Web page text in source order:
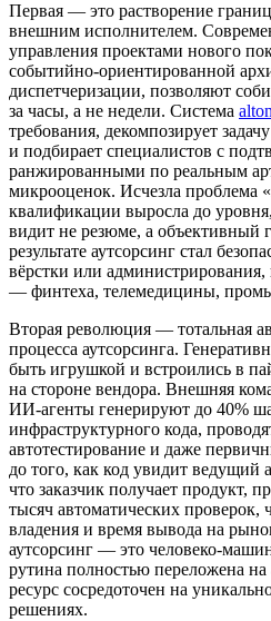
Первая — это растворение
внешним исполнителем.
управления проектами нового
событийно-ориентированной
диспетчеризации, позволяют
за часы, а не недели. Система
требования, декомпозирует
и подбирает специалистов с
ранжированными по реальным
микрооценок. Исчезла проблема
квалификации выросла до
видит не резюме, а объективный
результате аутсорсинг стал
вёрстки или
— финтеха, телемедицины,
Вторая революция — тотальная
процесса аутсорсинга.
быть игрушкой и встроились в
на стороне вендора. Внешняя
ИИ-агенты генерируют до 40%
инфраструктурного кода,
автотестирование и даже
до того, как код увидит ведущий
что заказчик получает продукт,
тысяч автоматических проверок,
владения и время вывода на
аутсорсинг — это человеко-
рутина полностью переложена
ресурс сосредоточен на
решениях.